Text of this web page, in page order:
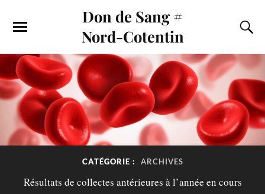
Don de Sang #
Nord-Cotentin
CATÉGORIE : ARCHIVES
Résultats de collectes antérieures à l’année en cours